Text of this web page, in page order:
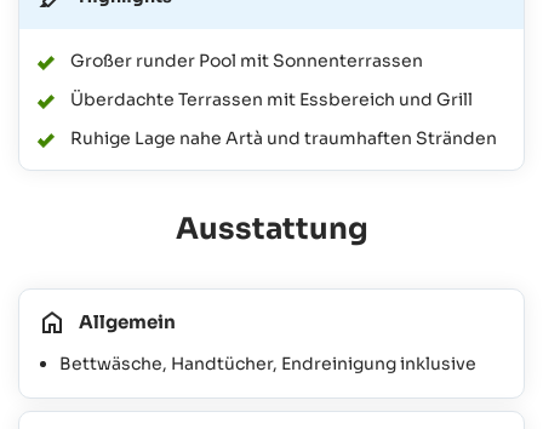
Großer runder Pool mit Sonnenterrassen
Überdachte Terrassen mit Essbereich und Grill
Ruhige Lage nahe Artà und traumhaften Stränden
Ausstattung
Allgemein
Bettwäsche, Handtücher, Endreinigung inklusive